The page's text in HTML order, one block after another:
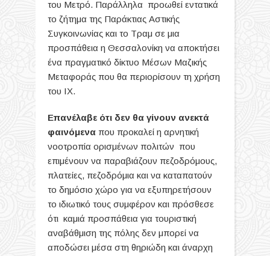
του Μετρό. Παράλληλα προωθεί εντατικά
το ζήτημα της Παράκτιας Αστικής
Συγκοινωνίας και το Τραμ σε μια
προσπάθεια η Θεσσαλονίκη να αποκτήσει
ένα πραγματικό δίκτυο Μέσων Μαζικής
Μεταφοράς που θα περιορίσουν τη χρήση
του ΙΧ.
Επανέλαβε ότι δεν θα γίνουν ανεκτά
φαινόμενα που προκαλεί η αρνητική
νοοτροπία ορισμένων πολιτών που
επιμένουν να παραβιάζουν πεζοδρόμους,
πλατείες, πεζοδρόμια και να καταπατούν
το δημόσιο χώρο για να εξυπηρετήσουν
το ιδιωτικό τους συμφέρον και πρόσθεσε
ότι καμιά προσπάθεια για τουριστική
αναβάθμιση της πόλης δεν μπορεί να
αποδώσει μέσα στη θηριώδη και άναρχη